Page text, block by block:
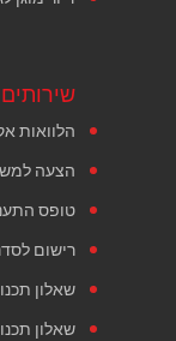
הלוואות
הצעה
טופס
רישום
שאלון
שאלון